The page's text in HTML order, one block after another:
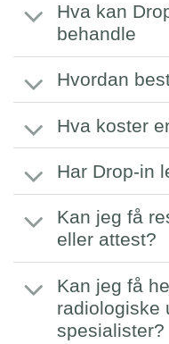
Hva kan
behandle
Hvordan
Hva koster
Har Drop-in
Kan jeg få
eller attest?
Kan jeg få
radiologiske
spesialister?